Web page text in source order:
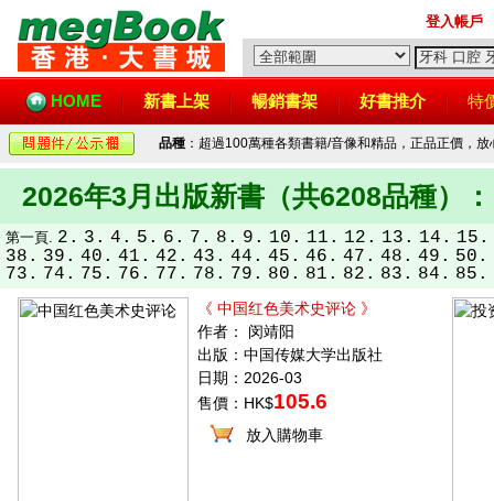
登入帳戶
HOME 新書上架 暢銷書架 好書推介 特
品種 ：超過100萬種各類書籍/音像和精品，正品正價，
2026年3月出版新書（共6208品種）：
第一頁. 2. 3. 4. 5. 6. 7. 8. 9. 10. 11. 12. 13. 14. 15.
38. 39. 40. 41. 42. 43. 44. 45. 46. 47. 48. 49. 50.
73. 74. 75. 76. 77. 78. 79. 80. 81. 82. 83. 84. 85.
《 中国红色美术史评论 》
作者： 闵靖阳
出版：中国传媒大学出版社
日期：2026-03
售價：HK$105.6
放入購物車